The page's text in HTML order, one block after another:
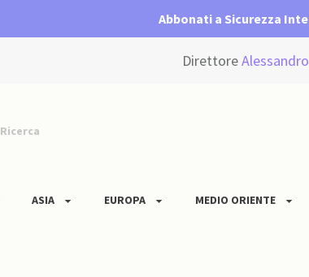
Abbonati a Sicurezza
Direttore
Ricerca
ASIA EUROPA MEDIO ORIENTE